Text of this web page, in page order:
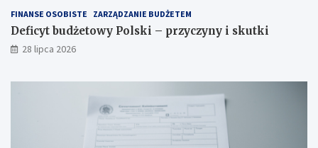
FINANSE OSOBISTE ZARZĄDZANIE BUDŻETEM
Deficyt budżetowy Polski – przyczyny i skutki
28 lipca 2026